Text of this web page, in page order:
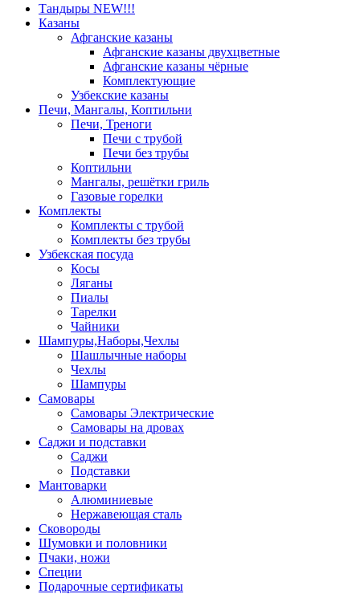
Тандыры NEW!!!
Казаны
Афганские казаны
Афганские казаны двухцветные
Афганские казаны чёрные
Комплектующие
Узбекские казаны
Печи, Мангалы, Коптильни
Печи, Треноги
Печи с трубой
Печи без трубы
Коптильни
Мангалы, решётки гриль
Газовые горелки
Комплекты
Комплекты с трубой
Комплекты без трубы
Узбекская посуда
Косы
Ляганы
Пиалы
Тарелки
Чайники
Шампуры,Наборы,Чехлы
Шашлычные наборы
Чехлы
Шампуры
Самовары
Самовары Электрические
Самовары на дровах
Саджи и подставки
Саджи
Подставки
Мантоварки
Алюминиевые
Нержавеющая сталь
Сковороды
Шумовки и половники
Пчаки, ножи
Специи
Подарочные сертификаты